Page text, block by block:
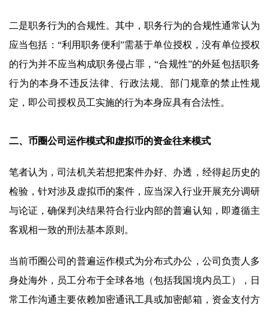
二是职务行为的合规性。其中，职务行为的合规性通常认为
应当包括：“利用职务便利”需基于单位授权，没有单位授权
的行为并不应当构成职务侵占罪，“合规性”的外延包括职务
行为的本身不违反法律、行政法规、部门规章的禁止性规
定，即公司授权员工实施的行为本身应具有合法性。
二、币圈公司运作模式和虚拟币的资金往来模式
笔者认为，司法机关若想把案件办好、办透，经得起历史的
检验，针对涉及虚拟币的案件，应当深入行业开展充分调研
与论证，确保判决结果符合行业内部的普遍认知，即遵循主
客观相一致的刑法基本原则。
当前币圈公司的普遍运作模式为分布式办公，公司负责人多
身处海外，员工分布于全球各地（包括我国境内员工），日
常工作沟通主要依赖加密通讯工具或加密邮箱，资金支付方